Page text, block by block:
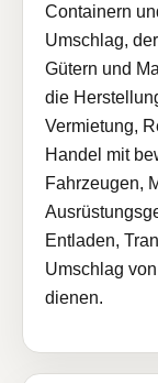
Containern
Umschlag,
Gütern und
die
Vermietung,
Handel mit
Fahrzeugen,
Entladen,
Umschlag
dienen.